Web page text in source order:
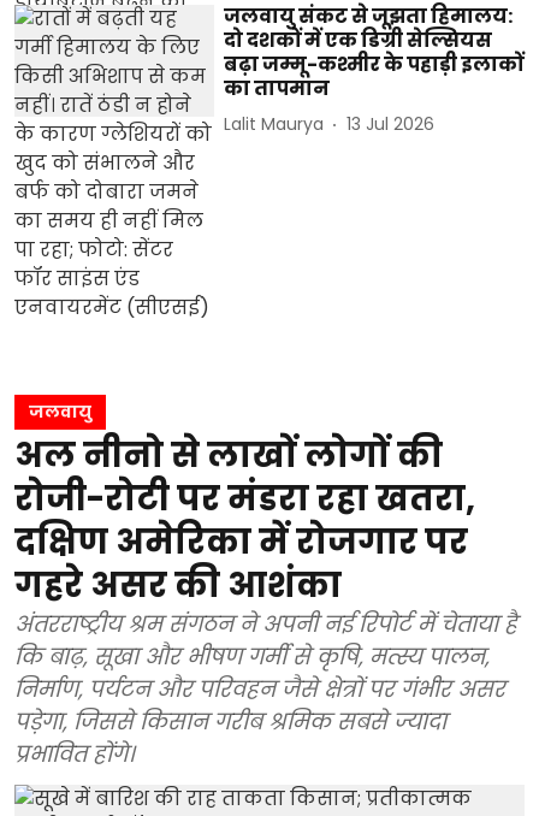
जलवायु संकट से जूझता हिमालय:
दो दशकों में एक डिग्री सेल्सियस
बढ़ा जम्मू-कश्मीर के पहाड़ी इलाकों
का तापमान
Lalit Maurya 13 Jul 2026
जलवायु
अल नीनो से लाखों लोगों की
रोजी-रोटी पर मंडरा रहा खतरा,
दक्षिण अमेरिका में रोजगार पर
गहरे असर की आशंका
अंतरराष्ट्रीय श्रम संगठन ने अपनी नई रिपोर्ट में चेताया है
कि बाढ़, सूखा और भीषण गर्मी से कृषि, मत्स्य पालन,
निर्माण, पर्यटन और परिवहन जैसे क्षेत्रों पर गंभीर असर
पड़ेगा, जिससे किसान गरीब श्रमिक सबसे ज्यादा
प्रभावित होंगे।